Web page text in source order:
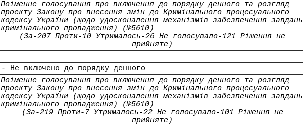
Поіменне голосування про включення до порядку денного та розгляд
проекту Закону про внесення змін до Кримінального процесуального
кодексу України (щодо удосконалення механізмів забезпечення завдань
кримінального провадження) (№5610)
(За-207 Проти-10 Утрималось-26 Не голосувало-121 Рішення не
прийняте)
- Не включено до порядку денного
Поіменне голосування про включення до порядку денного та розгляд
проекту Закону про внесення змін до Кримінального процесуального
кодексу України (щодо удосконалення механізмів забезпечення завдань
кримінального провадження) (№5610)
(За-219 Проти-7 Утрималось-22 Не голосувало-101 Рішення не
прийняте)